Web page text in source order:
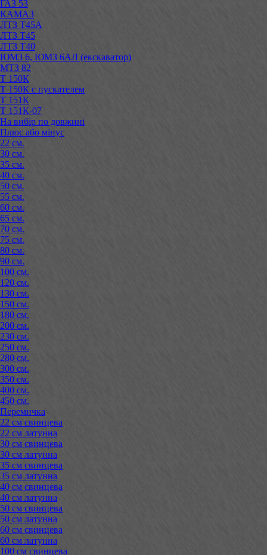
ГАЗ 53
КАМАЗ
ЛТЗ Т45А
ЛТЗ Т45
ЛТЗ Т40
ЮМЗ 6, ЮМЗ 6АЛ (екскаватор)
МТЗ 82
Т 150К
Т 150К с пускателем
Т 151К
Т 151К-07
На вибір по довжині
Плюс або мінус
22 см.
30 см.
35 см.
40 см.
50 см.
55 см.
60 см.
65 см.
70 см.
75 см.
80 см.
90 см.
100 см.
120 см.
130 см.
150 см.
180 см.
200 см.
230 см.
250 см.
280 см.
300 см.
350 см.
400 см.
450 см.
Перемичка
22 см свинцева
22 см латунна
30 см свинцева
30 см латунна
35 см свинцева
35 см латунна
40 см свинцева
40 см латунна
50 см свинцева
50 см латунна
60 см свинцева
60 см латунна
100 см свинцева